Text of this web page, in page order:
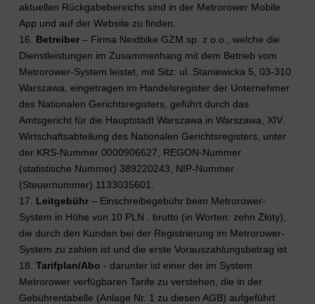
aktuellen Rückgabebereichs sind in der Metrorower Mobile
App und auf der Website zu finden.
16. Betreiber– Firma Nextbike GZM sp. z o.o., welche die
Dienstleistungen im Zusammenhang mit dem Betrieb vom
Metrorower-System leistet, mit Sitz: ul. Staniewicka 5, 03-310
Warszawa, eingetragen im Handelsregister der Unternehmer
des Nationalen Gerichtsregisters, geführt durch das
Amtsgericht für die Hauptstadt Warszawa in Warszawa, XIV.
Wirtschaftsabteilung des Nationalen Gerichtsregisters, unter
der KRS-Nummer 0000906627, REGON-Nummer
(statistische Nummer) 389220243, NIP-Nummer
(Steuernummer) 1133035601.
17. Leitgebühr– Einschreibegebühr beim Metrorower-
System in Höhe von 10 PLN . brutto (in Worten: zehn Złoty),
die durch den Kunden bei der Registrierung im Metrorower-
System zu zahlen ist und die erste Vorauszahlungsbetrag ist.
18. Tarifplan/Abo - darunter ist einer der im System
Metrorower verfügbaren Tarife zu verstehen, die in der
Gebührentabelle (Anlage Nr. 1 zu diesen AGB) aufgeführt